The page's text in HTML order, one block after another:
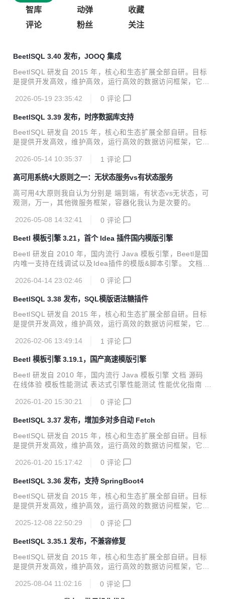
智库
动弹
收藏
评论
粉丝 关注
BeetlSQL 3.40 发布，JOOQ 集成
BeetlSQL 研发自 2015 年，核心和生态扩展全部自研。目标
是提供开发高效，维护高效，运行高效的数据访问框架，它适
验 多库使用 性能测试 插件支持 本次发布新增BeetlSQL与JO
足。又能发挥BeetlSQL在对查询结果提供自动后处理的优势 J
OOQ（Java Object Oriented Querying） 是一个Java 生态
的开源 SQL 构建与数据访问库，主打类型安全 SQL + 数据库
2026-05-19 23:35:42 0 评论
BeetlSQL 3.39 发布，时序数据库支持
BeetlSQL 研发自 2015 年，核心和生态扩展全部自研。目标
是提供开发高效，维护高效，运行高效的数据访问框架，它适
验 多库使用 性能测试 插件支持 本次发布 支持Apache IotDB
metadata和PreparedStatement 支持Apache Cassandra，
更新了翻页实现和使用新的JDBC驱动。很多系统用此数据库
作为Iot的时序数据库。 提供插件ErrorDebugInterceptor。仅
2026-05-14 10:35:37 1 评论
高可用系统4大原则之一：无状态服务vs有状态服务
高可用4大原则我自认为分别是 端到端，有状态vs无状态，可
观测，万一，其他微服务框架，容器化我认为是次要的。
2026-05-08 14:32:41 0 评论
Beetl 模板引擎 3.21，首个 Idea 插件国内模版引擎
Beetl 研发自 2010 年，国内流行 Java 模板引擎，Beetl是国
内唯一支持在线调试以及Idea插件的模版&脚本引擎。 文档
南 本次发布包括 新增length函数，获取数组或者集合长度 新
mal 新增Idea插件，适配版本是2023以后idea，可以在市场
搜索”Beetl“ 插件支持 语法高亮 词法颜色 模板语言中代码提
示，语法提示，关键字提示，属性提示 代码折叠 代码格式化
2026-04-14 23:02:46 0 评论
BeetlSQL 3.38 发布，SQL模版语法糖插件
BeetlSQL 研发自 2015 年，核心和生态扩展全部自研。目标
是提供开发高效，维护高效，运行高效的数据访问框架，它适
验 多库使用 性能测试 插件支持 本次发布 SQL模版的语法
date语句中。可以运行单元测试ShortHolderTest了解其使
用。 如下安装插件 SugarTemplateConfig sugarBeetlSQL =
new SugarTemplateConfig(); sugarBeetlSQL.config(sqlMa
2026-02-06 13:49:14 1 评论
Beetl 模板引擎 3.19.1，国产高速模版引擎
Beetl 研发自 2010 年，国内流行 Java 模板引擎 文档 源码
在线体验 模板性能测试 表达式引擎性能测试 性能优化指南 本
版语言有许多不同的地方，其中一个重要不同在于能自定义定
自定义占位符，如${},#{} 等任意符号 自定义HTML标签，如<
#topic name=""/> 或者 <yourPeffix:topic name=""/> 最多允
许定义2对定界符和占位符，比如既支持<%%> ，也支持 #：
2026-01-20 15:30:21 0 评论
BeetlSQL 3.37 发布，增加多对多自动 Fetch
BeetlSQL 研发自 2015 年，核心和生态扩展全部自研。目标
是提供开发高效，维护高效，运行高效的数据访问框架，它适
验 多库使用 性能测试 插件支持 本次发布 修复SQL Server在
射 更新Beetl版本到最新的3.20.1 Fetch提供了新注解 @Fetc
hMany2Many，实现类如@Build注解提供的FetchMany2Ma
nyAction，能实现通过中间表获取对对多数据 @Retention(R
2026-01-20 15:17:42 0 评论
BeetlSQL 3.36 发布，支持 SpringBoot4
BeetlSQL 研发自 2015 年，核心和生态扩展全部自研。目标
是提供开发高效，维护高效，运行高效的数据访问框架，它适
验 多库使用 性能测试 插件支持 本次发布主要支持Spring Bo
集成。 Query类新增and or 接口，允许传入Consume<T>。
更新Beetl版本到最新的3.20。 BeetlSQL 核心功能 BeetlSQL
核心 功能 sql-core 核心包，封装了 JDBC 操作，SQL 文件管
2025-12-08 22:50:29 0 评论
BeetlSQL 3.35.1 发布，不兼容修复
BeetlSQL 研发自 2015 年，核心和生态扩展全部自研。目标
是提供开发高效，维护高效，运行高效的数据访问框架，它适
验 多库使用 性能测试 插件支持 修复2年前调整，导致BeetlS
2025-08-04 11:02:16 0 评论